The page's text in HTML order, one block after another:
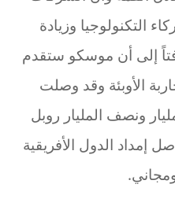
التكنولوجيا وزيادة
إلى أن موسكو ستقدم
الأوبئة وقد وصلت
ونصف المليار روبل
إمداد الدول الأفريقية